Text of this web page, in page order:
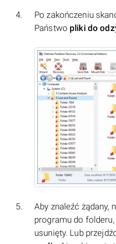
Po zakończeniu
Państwo pliki do
Aby znaleźć żądany,
programu do
usunięty. Lub